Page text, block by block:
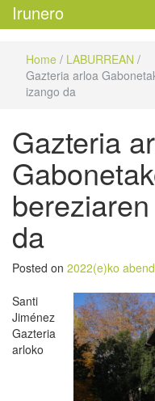
Irunero
Home / LABURREAN /
Gazteria arloa
izango da
Gazteria
da
Posted on 2022(e)ko
Santi
Jiménez
Gazteria
arloko